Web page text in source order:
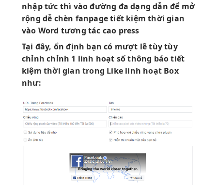
nhậptức thì vào đường đa dạng dẫn để mở
rộng dễ chèn fanpagetiết kiệm thời gian
vào Word tương tác cao press
Tại đây, ổn định bạn có mượt lẽ tùytùy
chỉnh chỉnh 1 linh hoạt số thông báotiết
kiệm thời gian trong Like linh hoạt Box
như: